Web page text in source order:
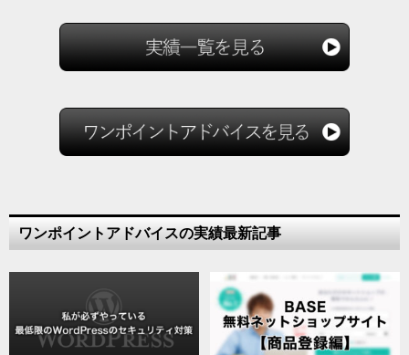
ワンポイントアドバイスの実績最新記事